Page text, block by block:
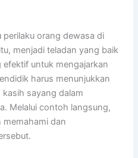
orang dewasa di
menjadi teladan yang baik
efektif untuk mengajarkan
harus menunjukkan
sayang dalam
Melalui contoh langsung,
memahami dan